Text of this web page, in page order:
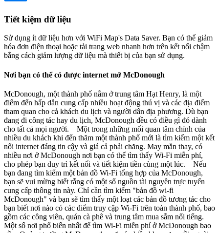
Tiết kiệm dữ liệu
Sử dụng ít dữ liệu hơn với WiFi Map's Data Saver. Bạn có thể giảm
hóa đơn điện thoại hoặc tải trang web nhanh hơn trên kết nối chậm
bằng cách giảm lượng dữ liệu mà thiết bị của bạn sử dụng.
Nơi bạn có thể có được internet mở McDonough
McDonough, một thành phố nằm ở trung tâm Hạt Henry, là một
điểm đến hấp dẫn cung cấp nhiều hoạt động thú vị và các địa điểm
tham quan cho cả khách du lịch và người dân địa phương. Dù bạn
đang đi công tác hay du lịch, McDonough đều có điều gì đó dành
cho tất cả mọi người. Một trong những mối quan tâm chính của
nhiều du khách khi đến thăm một thành phố mới là tìm kiếm một kết
nối internet đáng tin cậy và giá cả phải chăng. May mắn thay, có
nhiều nơi ở McDonough nơi bạn có thể tìm thấy Wi-Fi miễn phí,
cho phép bạn duy trì kết nối và tiết kiệm tiền cùng một lúc. Nếu
bạn đang tìm kiếm một bản đồ Wi-Fi tổng hợp của McDonough,
bạn sẽ vui mừng biết rằng có một số nguồn tài nguyên trực tuyến
cung cấp thông tin này. Chỉ cần tìm kiếm "bản đồ wi-fi
McDonough" và bạn sẽ tìm thấy một loạt các bản đồ tương tác cho
bạn biết nơi nào có các điểm truy cập Wi-Fi trên toàn thành phố, bao
gồm các công viên, quán cà phê và trung tâm mua sắm nổi tiếng.
Một số nơi phổ biến nhất để tìm Wi-Fi miễn phí ở McDonough bao